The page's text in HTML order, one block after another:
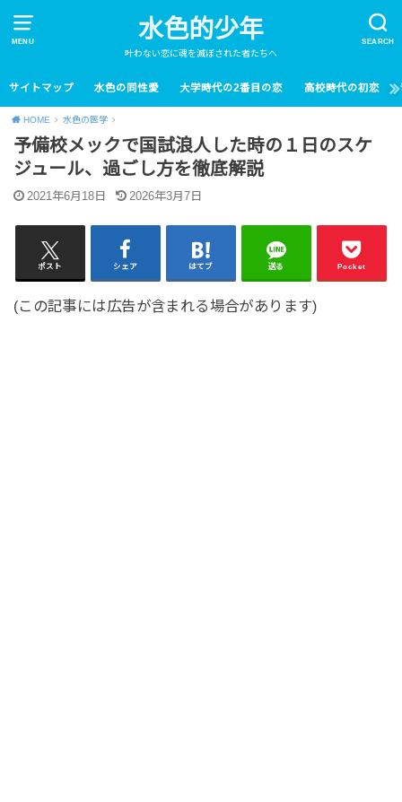
MENU SEARCH
水色的少年
叶わない恋に魂を滅ぼされた者たちへ
サイトマップ 水色の同性愛 大学時代の2番目の恋 高校時代の初恋
HOME 水色の医学
予備校メックで国試浪人した時の１日のスケ
ジュール、過ごし方を徹底解説
2021年6月18日 2026年3月7日
ポスト シェア はてブ 送る Pocket
(この記事には広告が含まれる場合があります)